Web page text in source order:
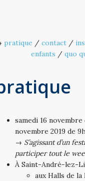
pratique / contact /
enfants / quo
samedi 16
novembre 2019 de
→ S’agissant d’un
participer tout le
À Saint-André-lez-
aux Halls de